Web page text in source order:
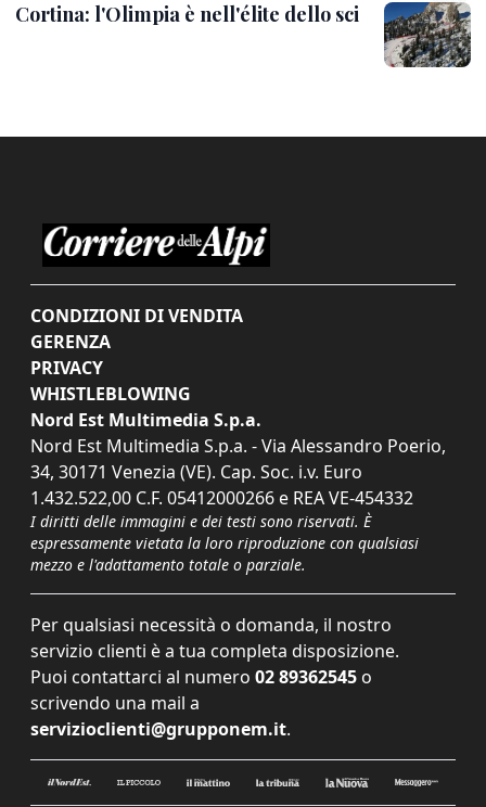
Cortina: l'Olimpia è nell'élite dello sci
CONDIZIONI DI VENDITA
GERENZA
PRIVACY
WHISTLEBLOWING
Nord Est Multimedia S.p.a.
Nord Est Multimedia S.p.a. - Via Alessandro Poerio,
34, 30171 Venezia (VE). Cap. Soc. i.v. Euro
1.432.522,00 C.F. 05412000266 e REA VE-454332
I diritti delle immagini e dei testi sono riservati. È
espressamente vietata la loro riproduzione con qualsiasi
mezzo e l'adattamento totale o parziale.
Per qualsiasi necessità o domanda, il nostro
servizio clienti è a tua completa disposizione.
Puoi contattarci al numero 02 89362545 o
scrivendo una mail a
servizioclienti@grupponem.it.